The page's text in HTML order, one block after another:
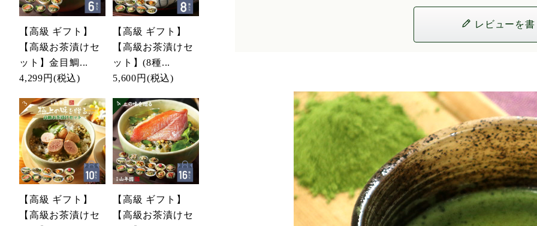
【高級 ギフト】
【高級お茶漬けセ
ット】金目鯛...
4,299円 (税込)
【高級 ギフト】
【高級お茶漬けセ
ット】(8種...
5,600円 (税込)
【高級 ギフト】
【高級お茶漬けセ
【高級 ギフト】
【高級お茶漬けセ
レビューを書